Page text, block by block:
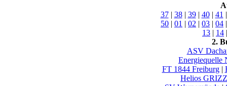
37| 38| 39| 40| 41
50 | 01 | 02 | 03 | 04
13 | 14
2.
ASV
Energiequelle
FT 1844 Freiburg|
Helios